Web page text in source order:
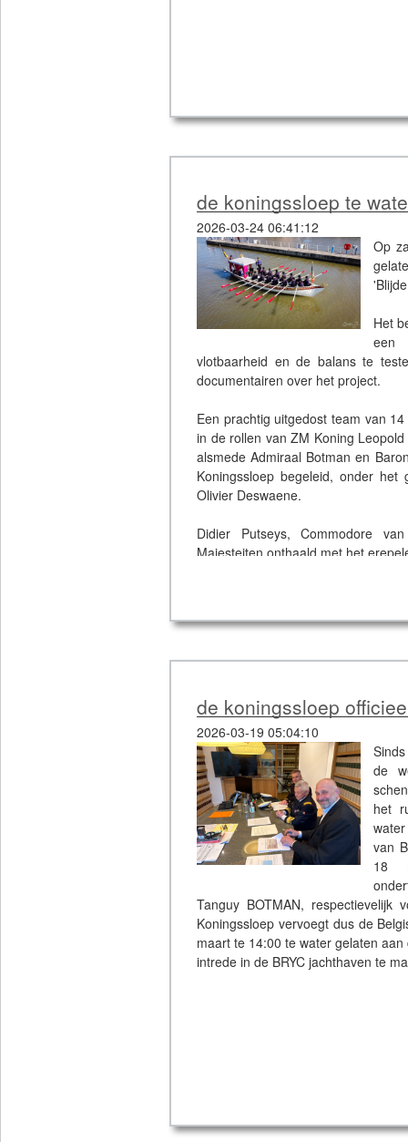
de koningssloep te
2026-03-24 06:41:12
Op
Het
een
vlotbaarheid en de balans te
documentairen over het project.
Een prachtig uitgedost team van
in de rollen van ZM Koning
alsmede Admiraal Botman en
Koningssloep begeleid, onder
Olivier Deswaene.
Didier Putseys, Commodore
Majesteiten onthaald met het
Thurn et Taxis site.
Om de video van de tewaterlating
cliquez ici. Images et montage :
de koningssloep
2026-03-19 05:04:10
de
het
van
18
Tanguy BOTMAN,
Koningssloep vervoegt dus de
maart te 14:00 te water gelaten
intrede in de BRYC jachthaven te